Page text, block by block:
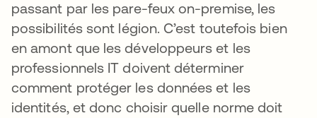
passant par les pare-feux on-premise, les
possibilités sont légion. C’est toutefois bien
en amont que les développeurs et les
professionnels IT doivent déterminer
comment protéger les données et les
identités, et donc choisir quelle norme doit